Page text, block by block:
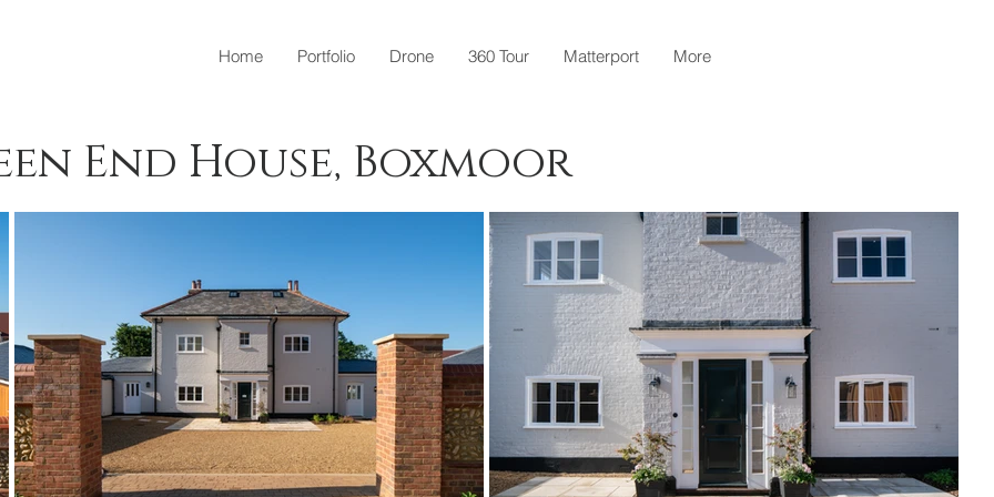
Home Portfolio Drone 360 Tour Matterport More
End House, Boxmoor